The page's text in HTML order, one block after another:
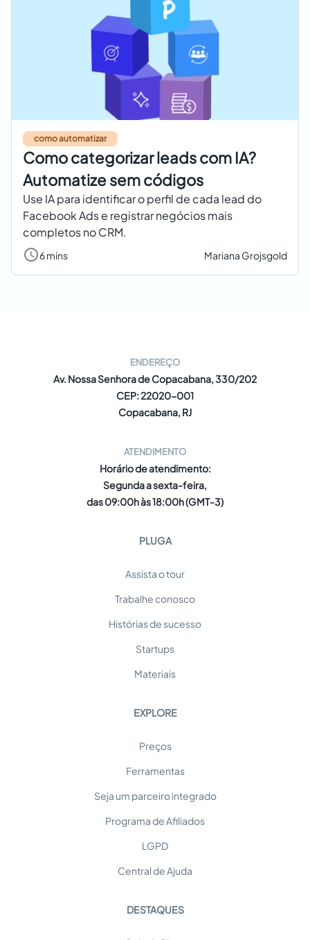
como automatizar
Como categorizar leads com IA?
Automatize sem códigos
Use IA para identificar o perfil de cada lead do
Facebook Ads e registrar negócios mais
completos no CRM.
6 mins Mariana Grojsgold
ENDEREÇO
Av. Nossa Senhora de Copacabana, 330/202
CEP: 22020-001
Copacabana, RJ
ATENDIMENTO
Horário de atendimento:
Segunda a sexta-feira,
das 09:00h às 18:00h (GMT-3)
PLUGA
Assista o tour
Trabalhe conosco
Histórias de sucesso
Startups
Materiais
EXPLORE
Preços
Ferramentas
Seja um parceiro integrado
Programa de Afiliados
LGPD
Central de Ajuda
DESTAQUES